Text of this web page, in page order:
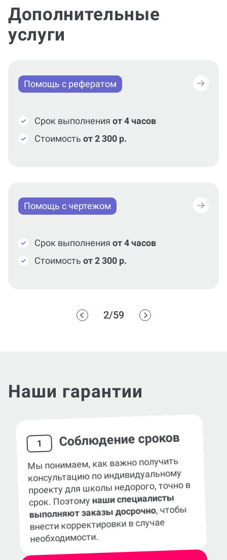
Дополнительные
услуги
Помощь с рефератом
Срок выполнения от 4 часов
Стоимость от 2 300 р.
Помощь с чертежом
Срок выполнения от 4 часов
Стоимость от 2 300 р.
2/59
Наши гарантии
1 Соблюдение сроков
Мы понимаем, как важно получить
консультацию по индивидуальному
проекту для школы недорого, точно в
срок. Поэтомунаши специалисты
выполняют заказы досрочно, чтобы
внести корректировки в случае
необходимости.